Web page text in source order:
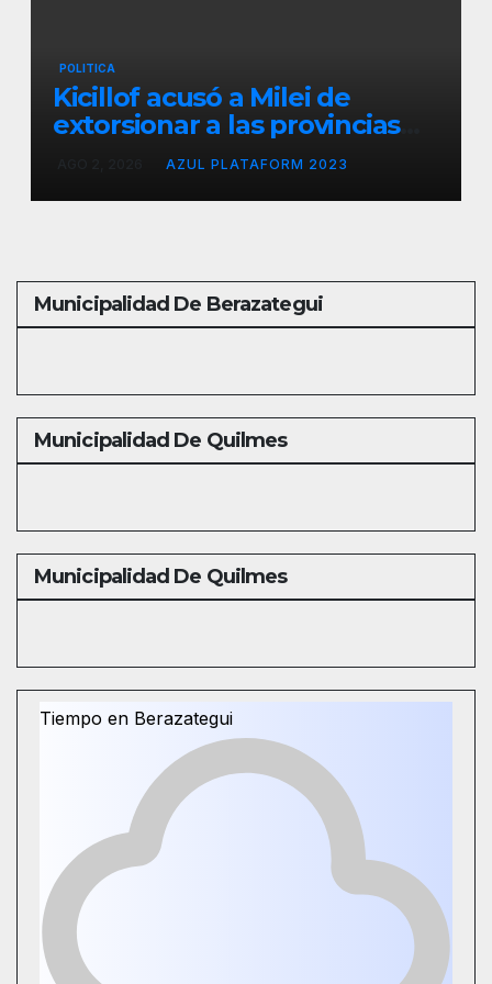
POLITICA
Kicillof acusó a Milei de
extorsionar a las provincias
para lograr su reelección
AZUL PLATAFORM 2023
Municipalidad De Berazategui
Municipalidad De Quilmes
Municipalidad De Quilmes
Tiempo en Berazategui